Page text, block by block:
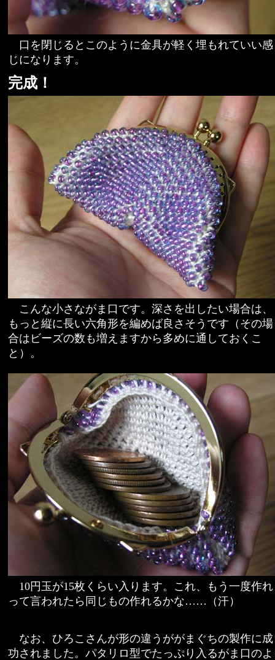
口を閉じるとこのように金具が軽く埋もれていい感
じになります。
完成！
こんな小さながま口です。深さを出したい場合は、
もっと縦に長い六角形を編めば良さそうです（その場
合はビーズの数も増えますから多めに通しておくこ
と）。
10円玉が15枚くらい入ります。これ、もう一度作れ
って言われたら同じもの作れるかな……（汗）
なお、ひろこさんが形の違うががまぐちの製作に成
功されました。パタリロ型でたっぷり入るがま口のよ